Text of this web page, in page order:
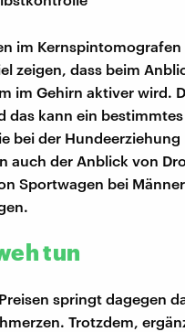
im
zeigen, dass beim
im Gehirn aktiver wird.
das kann ein
bei der
auch der Anblick von
Sportwagen bei
tun
springt dagegen
Trotzdem,